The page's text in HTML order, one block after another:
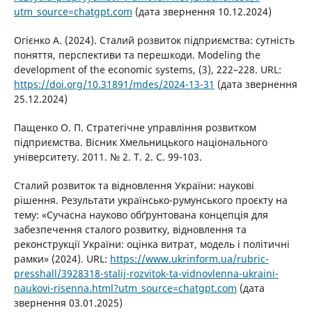
utm_source=chatgpt.com (дата звернення 10.12.2024)
Огієнко А. (2024). Сталий розвиток підприємства: сутність
поняття, перспективи та перешкоди. Modeling the
development of the economic systems, (3), 222–228. URL:
https://doi.org/10.31891/mdes/2024-13-31 (дата звернення
25.12.2024)
Пащенко О. П. Стратегічне управління розвитком
підприємства. Вісник Хмельницького національного
університету. 2011. № 2. Т. 2. С. 99-103.
Сталий розвиток та відновлення України: наукові
рішення. Результати українсько-румунського проєкту на
тему: «Сучасна науково обґрунтована концепція для
забезпечення сталого розвитку, відновлення та
реконструкції України: оцінка витрат, модель і політичні
рамки» (2024). URL: https://www.ukrinform.ua/rubric-
presshall/3928318-stalij-rozvitok-ta-vidnovlenna-ukraini-
naukovi-risenna.html?utm_source=chatgpt.com (дата
звернення 03.01.2025)